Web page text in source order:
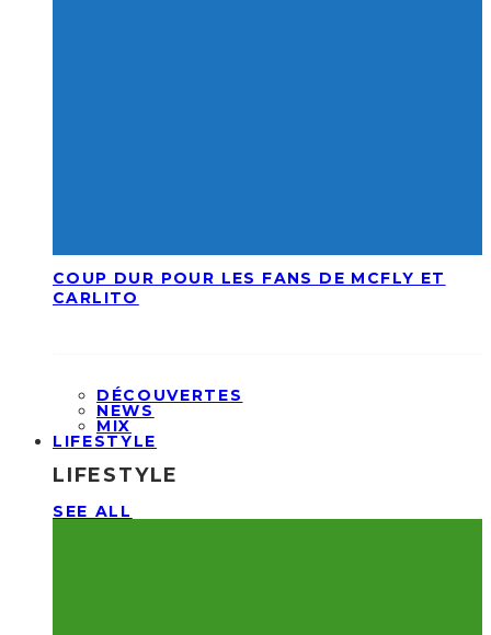
COUP DUR POUR LES FANS DE MCFLY ET
CARLITO
DÉCOUVERTES
NEWS
MIX
LIFESTYLE
LIFESTYLE
SEE ALL